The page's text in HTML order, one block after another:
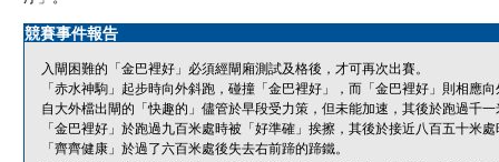
競賽事件報告
入閘困難的「金巴裡好」必須經閘廂測試及格後，才可再次出賽。
「赤水神駒」起步時向外斜跑，碰撞「金巴裡好」，而「金巴裡好」則相應
自大外檔出閘的「快趣的」儘管於早段受力策，但未能加速，其後於跑過千
「金巴裡好」於跑過九百米處時被「好準確」挨擦，其後於接近八百五十米
「齊齊健康」於過了六百米處後失去右前蹄的蹄鐵。